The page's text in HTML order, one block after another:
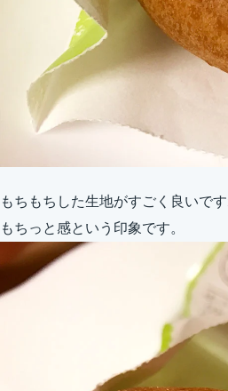
もちもちした生地がすごく良いで
もちっと感という印象です。